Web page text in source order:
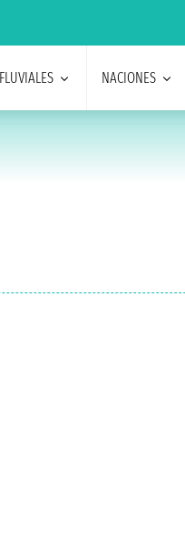
FLUVIALES NACIONES